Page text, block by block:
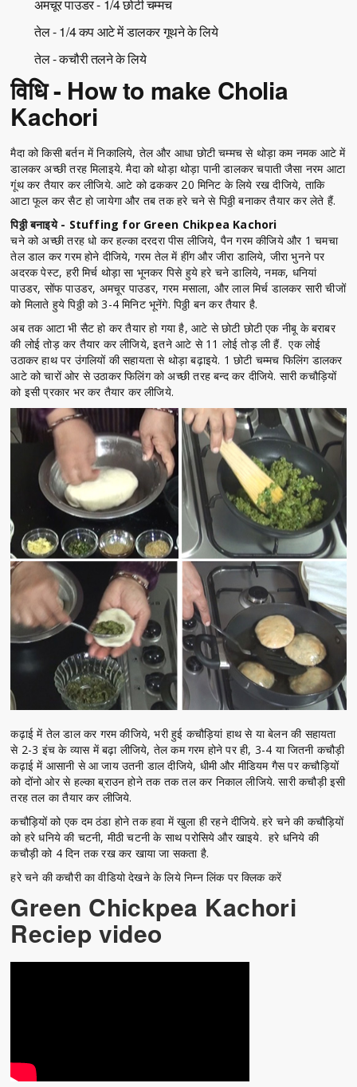
अमचूर पाउडर - 1/4 छोटी चम्मच
तेल - 1/4 कप आटे में डालकर गूथने के लिये
तेल - कचौरी तलने के लिये
विधि - How to make Cholia
Kachori
मैदा को किसी बर्तन में निकालिये, तेल और आधा छोटी चम्मच से थोड़ा कम नमक आटे में
डालकर अच्छी तरह मिलाइये. मैदा को थोड़ा थोड़ा पानी डालकर चपाती जैसा नरम आटा
गूंथ कर तैयार कर लीजिये. आटे को ढककर 20 मिनिट के लिये रख दीजिये, ताकि
आटा फूल कर सैट हो जायेगा और तब तक हरे चने से पिठ्ठी बनाकर तैयार कर लेते हैं.
पिठ्ठी बनाइये - Stuffing for Green Chikpea Kachori
चने को अच्छी तरह धो कर हल्का दरदरा पीस लीजिये, पैन गरम कीजिये और 1 चमचा
तेल डाल कर गरम होने दीजिये, गरम तेल में हींग और जीरा डालिये, जीरा भुनने पर
अदरक पेस्ट, हरी मिर्च थोड़ा सा भूनकर पिसे हुये हरे चने डालिये, नमक, धनियां
पाउडर, सोंफ पाउडर, अमचूर पाउडर, गरम मसाला, और लाल मिर्च डालकर सारी चीजों
को मिलाते हुये पिठ्ठी को 3-4 मिनिट भूनेंगे. पिठ्ठी बन कर तैयार है.
अब तक आटा भी सैट हो कर तैयार हो गया है, आटे से छोटी छोटी एक नीबू के बराबर
की लोई तोड़ कर तैयार कर लीजिये, इतने आटे से 11 लोई तोड़ ली हैं. एक लोई
उठाकर हाथ पर उंगलियों की सहायता से थोड़ा बढ़ाइये. 1 छोटी चम्मच फिलिंग डालकर
आटे को चारों ओर से उठाकर फिलिंग को अच्छी तरह बन्द कर दीजिये. सारी कचौड़ियों
को इसी प्रकार भर कर तैयार कर लीजिये.
कढ़ाई में तेल डाल कर गरम कीजिये, भरी हुई कचौड़ियां हाथ से या बेलन की सहायता
से 2-3 इंच के व्यास में बढ़ा लीजिये, तेल कम गरम होने पर ही, 3-4 या जितनी कचौड़ी
कढ़ाई में आसानी से आ जाय उतनी डाल दीजिये, धीमी और मीडियम गैस पर कचौड़ियों
को दोंनो ओर से हल्का ब्राउन होने तक तक तल कर निकाल लीजिये. सारी कचौड़ी इसी
तरह तल का तैयार कर लीजिये.
कचौड़ियों को एक दम ठंडा होने तक हवा में खुला ही रहने दीजिये. हरे चने की कचौड़ियों
को हरे धनिये की चटनी, मीठी चटनी के साथ परोसिये और खाइये. हरे धनिये की
कचौड़ी को 4 दिन तक रख कर खाया जा सकता है.
हरे चने की कचौरी का वीडियो देखने के लिये निम्न लिंक पर क्लिक करें
Green Chickpea Kachori
Reciep video